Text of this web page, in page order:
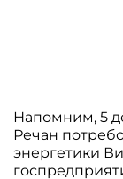
Напомним, 5
Речан
энергетики